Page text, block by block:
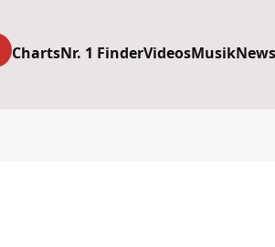
ChartsNr. 1 FinderVideosMusikNews